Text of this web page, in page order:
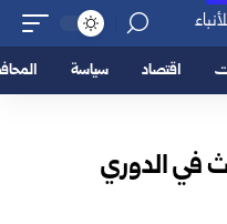
اقتصاد سياسة
في الدوري